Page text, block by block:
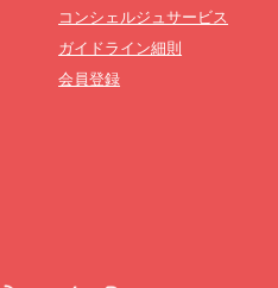
コンシェルジュサービス
ガイドライン細則
会員登録